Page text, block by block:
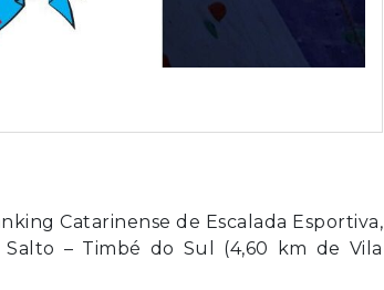
Catarinense de Escalada Esportiva,
– Timbé do Sul (4,60 km de Vila